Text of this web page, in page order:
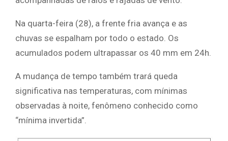
Na quarta-feira (28), a frente fria avança e as
chuvas se espalham por todo o estado. Os
acumulados podem ultrapassar os 40 mm em 24h.
A mudança de tempo também trará queda
significativa nas temperaturas, com mínimas
observadas à noite, fenômeno conhecido como
“mínima invertida”.